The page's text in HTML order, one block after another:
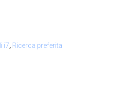
i7, Ricerca preferita